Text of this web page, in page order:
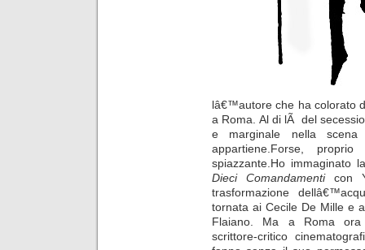
lâ€™autore che ha colorato
a Roma. Al di lÃ del
e marginale nella
appartiene.Forse,
spiazzante.Ho immaginato
Dieci Comandamenti con
trasformazione
tornata ai Cecile De Mille e
Flaiano. Ma a Roma ora
scrittore-critico